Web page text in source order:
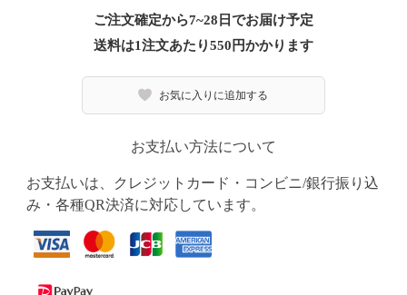
ご注文確定から7~28日でお届け予定
送料は1注文あたり550 円かかります
お気に入りに追加する
お支払い方法について
お支払いは、クレジットカード・コンビニ/銀行振り込
み・各種QR決済に対応しています。